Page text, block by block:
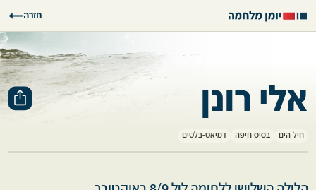
חזרה
אלי רונן
חיל הים בסיס חיפה דמיאט-בלטים